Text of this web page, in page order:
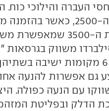
אליסון, עם 6 יחסי העברה והילוכי
המשווקת בישראל היא ה-2500,
יהיה לרכוש גם את גרסת ה-
משווק בגרסאות
ו"דאבל קבינה", עם 5 או 6 מקומות ישיבה
גם אפשרות להנעה
עם הנעה כפולה.
הדלק ובפליטת